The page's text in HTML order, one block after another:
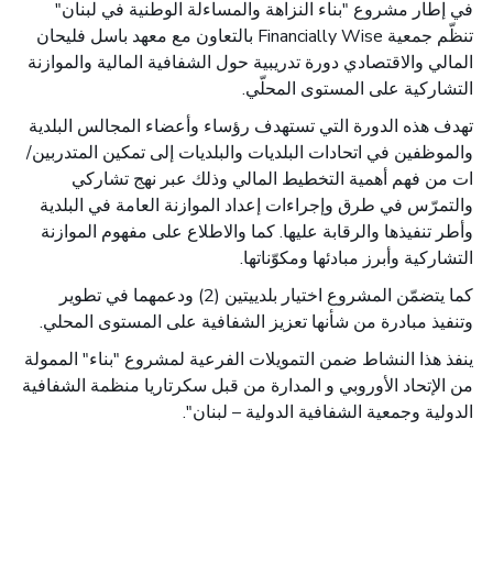
في إطار مشروع "بناء النزاهة والمساءلة الوطنية في لبنان"
تنظّم جمعية Financially Wise بالتعاون مع معهد باسل فليحان
المالي والاقتصادي دورة تدريبية حول الشفافية المالية والموازنة
التشاركية على المستوى المحلّي.
تهدف هذه الدورة التي تستهدف رؤساء وأعضاء المجالس البلدية
والموظفين في اتحادات البلديات والبلديات إلى تمكين المتدربين/
ات من فهم أهمية التخطيط المالي وذلك عبر نهج تشاركي
والتمرّس في طرق وإجراءات إعداد الموازنة العامة في البلدية
وأطر تنفيذها والرقابة عليها. كما والاطلاع على مفهوم الموازنة
التشاركية وأبرز مبادئها ومكوّناتها.
كما يتضمّن المشروع اختيار بلدييتين (2) ودعمهما في تطوير
وتنفيذ مبادرة من شأنها تعزيز الشفافية على المستوى المحلي.
ينفذ هذا النشاط ضمن التمويلات الفرعية لمشروع "بناء" الممولة
من الإتحاد الأوروبي و المدارة من قبل سكرتاريا منظمة الشفافية
الدولية وجمعية الشفافية الدولية – لبنان".